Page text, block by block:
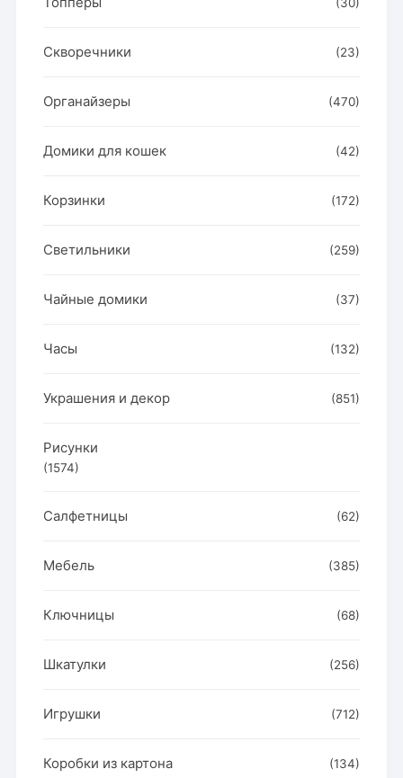
Скворечники (23)
Органайзеры (470)
Домики для кошек (42)
Корзинки (172)
Светильники (259)
Чайные домики (37)
Часы (132)
Украшения и декор (851)
Рисунки
(1574)
Салфетницы (62)
Мебель (385)
Ключницы (68)
Шкатулки (256)
Игрушки (712)
Коробки из картона (134)